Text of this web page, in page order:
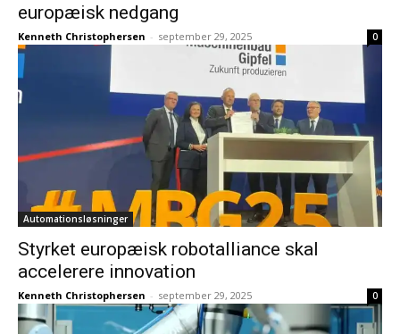
europæisk nedgang
Kenneth Christophersen - september 29, 2025 0
Automationsløsninger
Styrket europæisk robotalliance skal
accelerere innovation
Kenneth Christophersen - september 29, 2025 0